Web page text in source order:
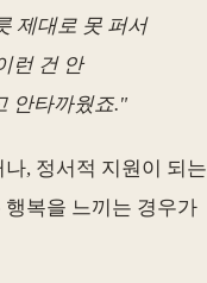
제대로 못 퍼서
런 건 안
안타까웠죠."
, 정서적 지원이 되는
복을 느끼는 경우가